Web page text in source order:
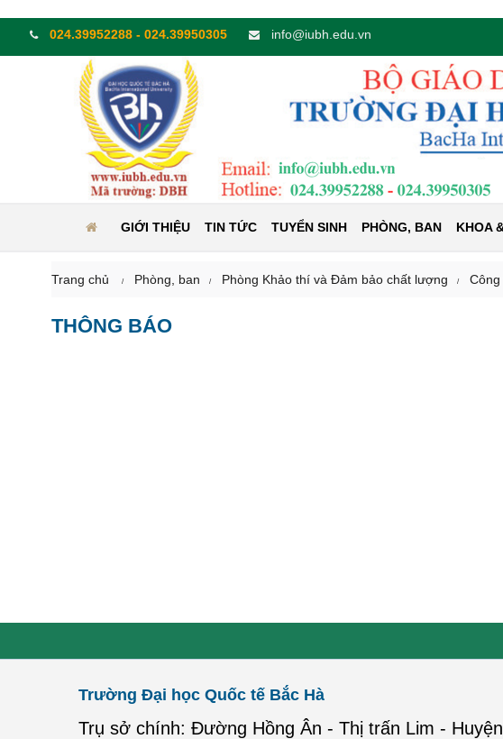
024.39952288 - 024.39950305 info@iubh.edu.vn
GIỚI THIỆU TIN TỨC TUYỂN SINH PHÒNG, BAN KHOA
Trang chủ Phòng, ban Phòng Khảo thí và Đảm bảo chất lượng
THÔNG BÁO
Trường Đại học Quốc tế Bắc Hà
Trụ sở chính: Đường Hồng Ân - Thị trấn Lim -